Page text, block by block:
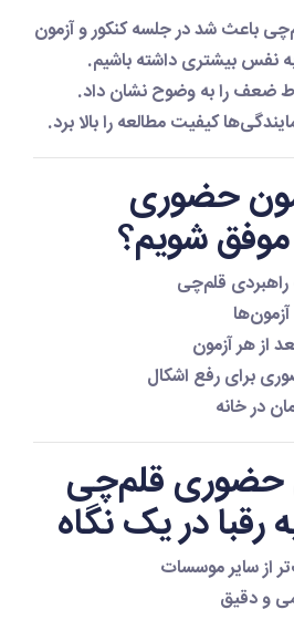
شد در جلسه کنکور و آزمون
بیشتری داشته باشیم.
ضعف را به وضوح نشان داد.
کیفیت مطالعه را بالا برد.
حضوری
شویم؟
قلم‌چی
حضوری قلم‌چی
در یک نگاه
سایر موسسات
دقیق